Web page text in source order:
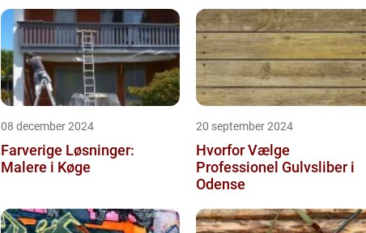
08 december 2024
Farverige Løsninger:
Malere i Køge
20 september 2024
Hvorfor Vælge
Professionel Gulvsliber i
Odense